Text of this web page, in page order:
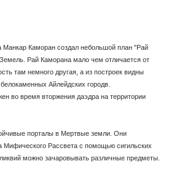
Манкар Каморан создал небольшой план "Рай
Рай Каморана мало чем отличается от
там немного другая, а из построек видны
Айлейдских городв.
во время вторжения даэдра на территории
порталы в Мертвые земли. Они
Мифического Рассвета с помощью сигильских
можно зачаровывать различные предметы.